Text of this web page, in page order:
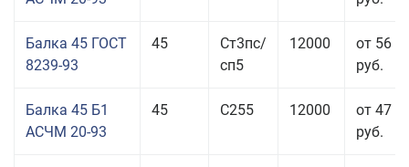
Балка 45 ГОСТ
8239-93
45
Ст3пс/
сп5
12000
от 56
руб.
Балка 45 Б1
АСЧМ 20-93
45 С255 12000
от 47
руб.